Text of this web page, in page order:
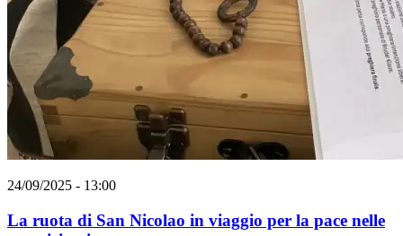
24/09/2025 - 13:00
La ruota di San Nicolao in viaggio per la pace nelle